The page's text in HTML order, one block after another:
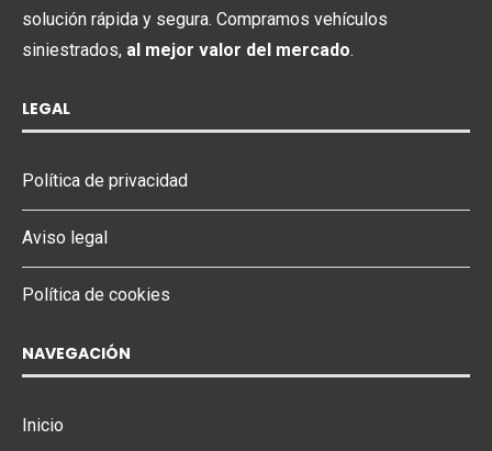
solución rápida y segura. Compramos vehículos
siniestrados, al mejor valor del mercado.
LEGAL
Política de privacidad
Aviso legal
Política de cookies
NAVEGACIÓN
Inicio